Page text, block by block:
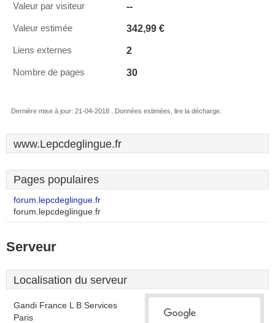
Valeur par visiteur --
Valeur estimée 342,99 €
Liens externes 2
Nombre de pages 30
Dernière mise à jour: 21-04-2018 . Données estimées, lire la décharge.
www.Lepcdeglingue.fr
Pages populaires
forum.lepcdeglingue.fr
forum.lepcdeglingue.fr
Serveur
Localisation du serveur
Gandi France L B Services
Paris